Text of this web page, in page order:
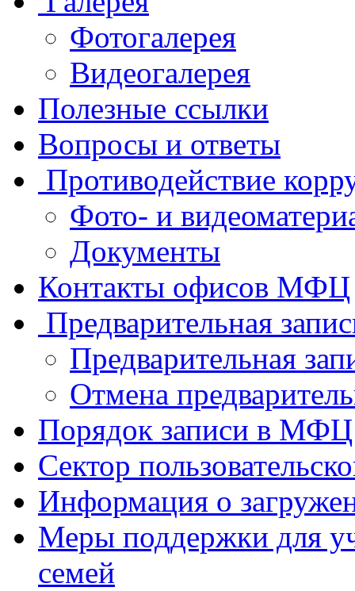
Фотогалерея
Видеогалерея
Полезные ссылки
Вопросы и ответы
Противодействие
Фото- и
Документы
Контакты офисов МФЦ
Предварительная
Предварительная
Отмена
Порядок записи в МФЦ
Сектор
Информация о
Меры поддержки для
семей